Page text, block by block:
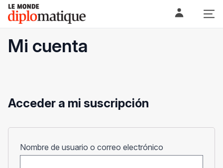
Skip
content
Le monde diplomatique
Mi cuenta
Acceder a mi suscripción
Nombre de usuario o correo electrónico